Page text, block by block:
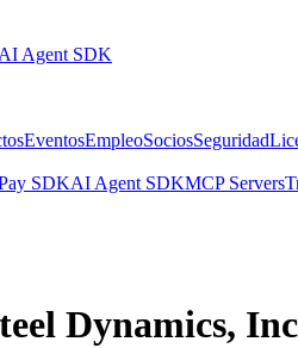
AI Agent SDK
EventosEmpleoSociosSeguridad
SDKAI Agent SDKMCP Servers
Dynamics,